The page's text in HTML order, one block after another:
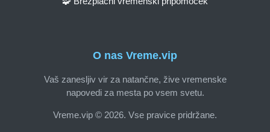
O nas Vreme.vip
Vaš zanesljiv vir za natančne, žive vremenske
napovedi za mesta po vsem svetu.
Vreme.vip © 2026. Vse pravice pridržane.